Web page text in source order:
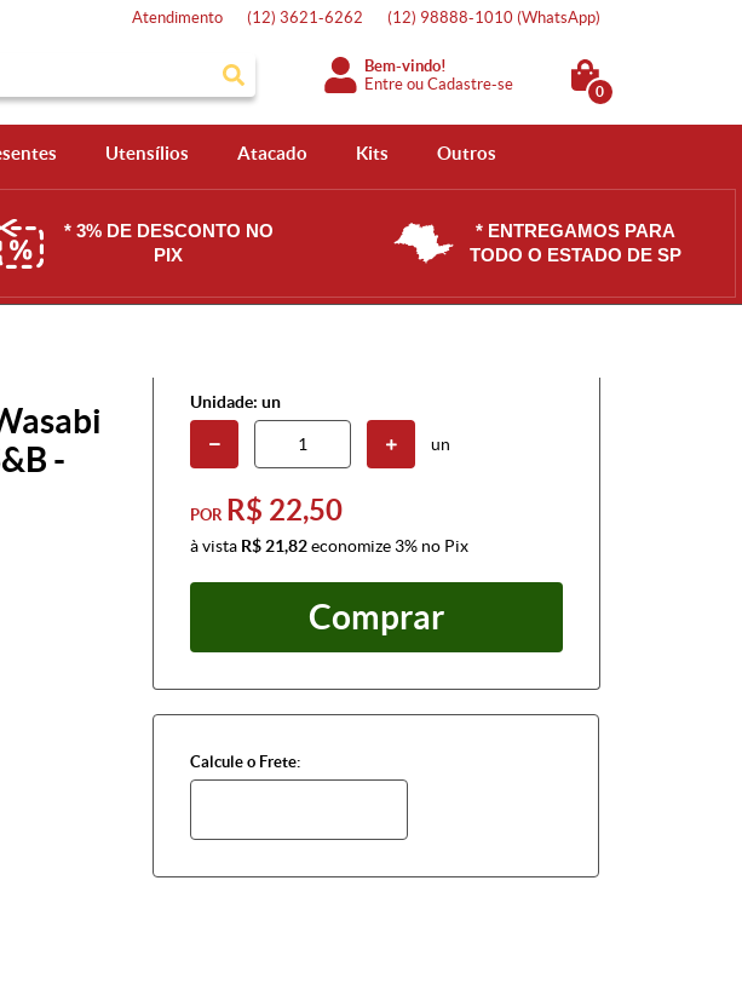
Atendimento (12) 3621-6262 (12) 98888-1010 (WhatsApp)
Bem-vindo!
Entre ouCadastre-se 0
Utensílios Atacado Kits Outros
* 3% DE DESCONTO NO
PIX
* ENTREGAMOS PARA
TODO O ESTADO DE SP
-
Unidade: un
un
POR R$ 22,50
à vista R$ 21,82economize 3% no Pix
Comprar
Calcule o Frete: